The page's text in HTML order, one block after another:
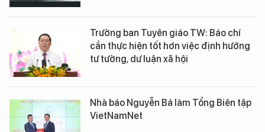
Trưởng ban Tuyên giáo TW: Báo chí
cần thực hiện tốt hơn việc định hướng
tư tưởng, dư luận xã hội
Nhà báo Nguyễn Bá làm Tổng Biên tập
VietNamNet